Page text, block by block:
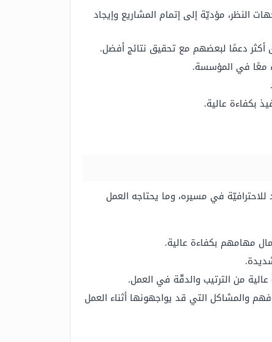
النظر، مؤديّة إلى إتمام المشاريع وإيجاد
أكثر دعمًا لبعضهم مع تحقيق نتائج أفضل.
معًا في المؤسسة.
بكفاءة عالية.
للاحترافيّة في مسيره، وما يحتاجه العمل
مهامهم بكفاءة عالية.
من الترتيب والدقّة في العمل.
والمشاكل التي قد يواجهونها أثناء العمل